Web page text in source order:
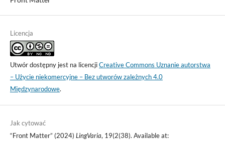
Licencja
Utwór dostępny jest na licencjiCreative Commons Uznanie autorstwa
– Użycie niekomercyjne – Bez utworów zależnych 4.0
Międzynarodowe.
Jak cytować
“Front Matter” (2024) LingVaria, 19(2(38). Available at: